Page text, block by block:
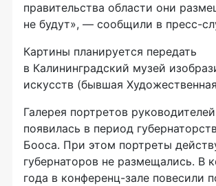
правительства области они
не будут», — сообщили в пресс-
Картины планируется передать
в Калининградский музей
искусств (бывшая
Галерея портретов
появилась в период
Бооса. При этом портреты
губернаторов не размещались. В
года в конференц-зале повесили